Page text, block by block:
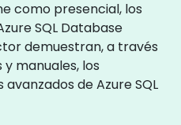
como presencial, los
SQL Database
demuestran, a través
manuales, los
de Azure SQL